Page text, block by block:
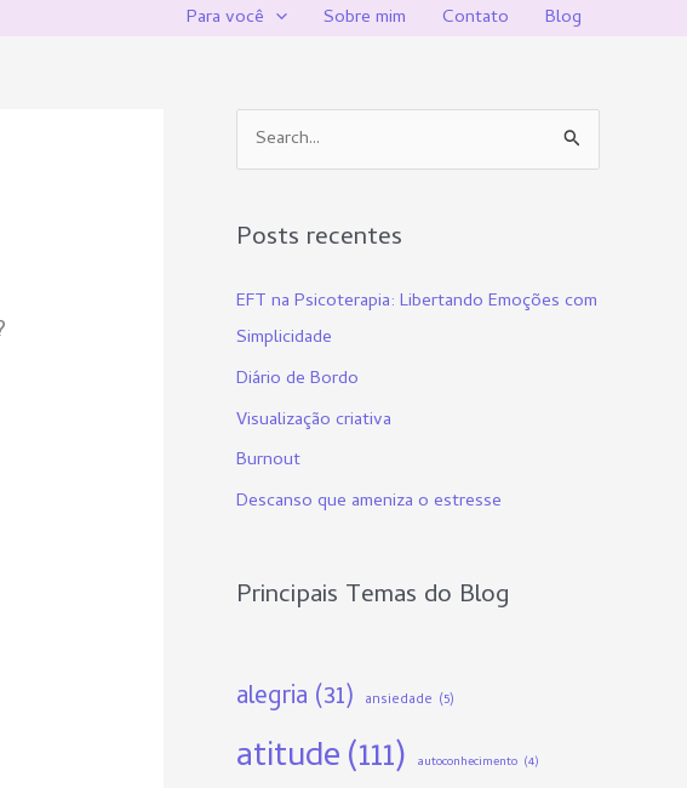
Para você Sobre mim Contato Blog
e
q
u
i
r
p
o
:
Posts recentes
EFT na Psicoterapia: Libertando Emoções com
Simplicidade
Diário de Bordo
Visualização criativa
Burnout
Descanso que ameniza o estresse
Principais Temas do Blog
alegria (31) ansiedade (5)
atitude(111) autoconhecimento (4)